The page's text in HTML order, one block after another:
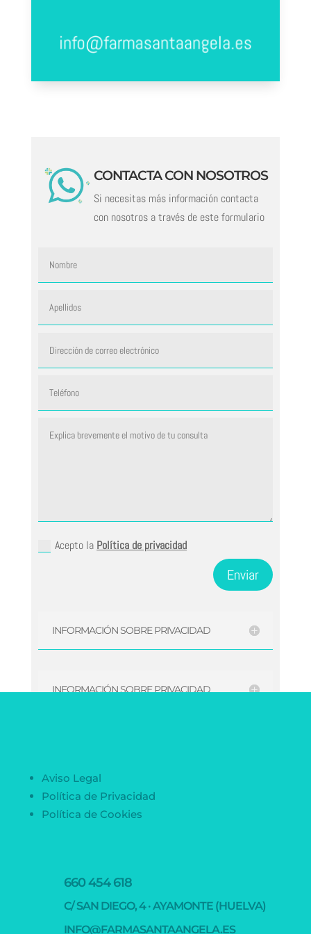
info@farmasantaangela.es
CONTACTA CON NOSOTROS
Si necesitas más información contacta
con nosotros a través de este formulario
Acepto la Política de privacidad
Enviar
INFORMACIÓN SOBRE PRIVACIDAD
INFORMACIÓN SOBRE PRIVACIDAD
Aviso Legal
Política de Privacidad
Política de Cookies
660 454 618
C/ SAN DIEGO, 4 · AYAMONTE (HUELVA)
INFO@FARMASANTAANGELA.ES